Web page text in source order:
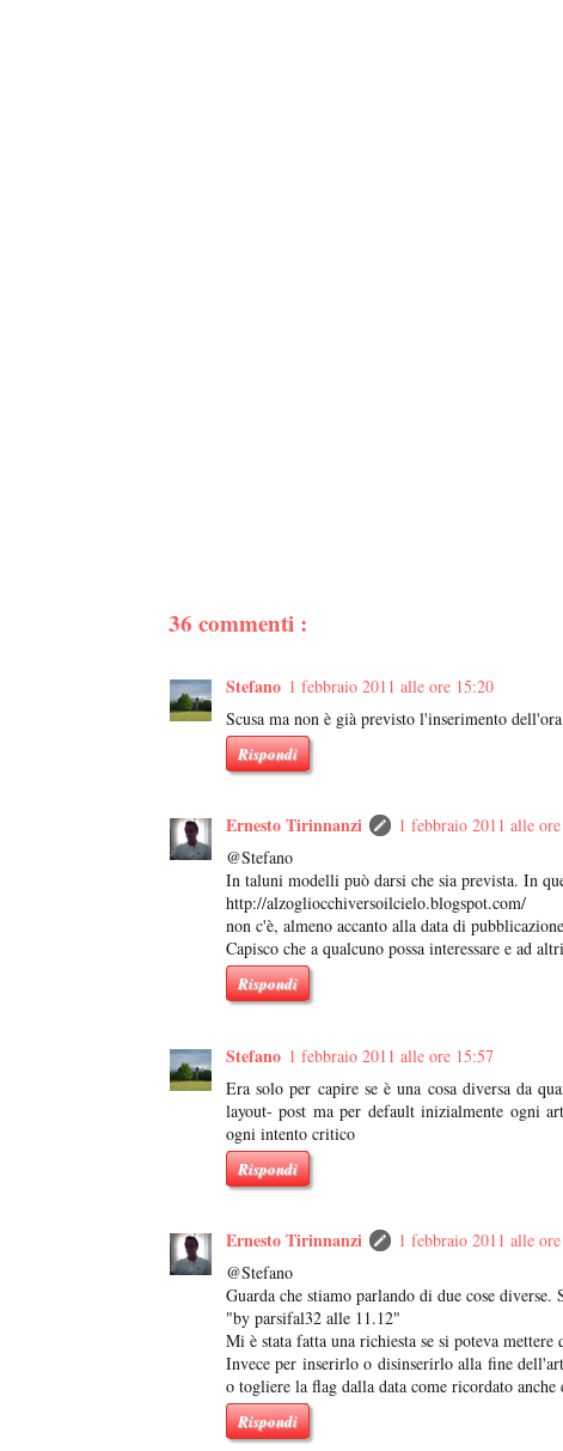
36 commenti :
Stefano 1 febbraio 2011 alle ore 15:20
Scusa ma non è già previsto l'inserimento
Rispondi
Ernesto Tirinnanzi
1 febbraio 2011 alle
@Stefano
In taluni modelli può darsi che sia prevista. In
http://alzogliocchiversoilcielo.blogspot.com/
non c'è, almeno accanto alla data di
Capisco che a qualcuno possa interessare e ad
Rispondi
Stefano 1 febbraio 2011 alle ore 15:57
Era solo per capire se è una cosa diversa da
layout- post ma per default inizialmente ogni
ogni intento critico
Rispondi
Ernesto Tirinnanzi
1 febbraio 2011 alle
@Stefano
Guarda che stiamo parlando di due cose
"by parsifal32 alle 11.12"
Mi è stata fatta una richiesta se si poteva
Invece per inserirlo o disinserirlo alla fine
o togliere la flag dalla data come ricordato anche
Rispondi